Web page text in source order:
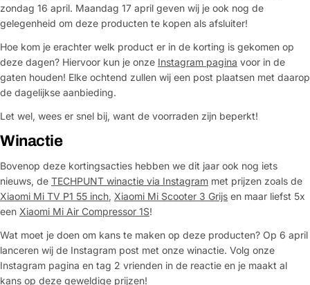
zondag 16 april. Maandag 17 april geven wij je ook nog de
gelegenheid om deze producten te kopen als afsluiter!
Hoe kom je erachter welk product er in de korting is gekomen op
deze dagen? Hiervoor kun je onze Instagram pagina voor in de
gaten houden! Elke ochtend zullen wij een post plaatsen met daarop
de dagelijkse aanbieding.
Let wel, wees er snel bij, want de voorraden zijn beperkt!
Winactie
Bovenop deze kortingsacties hebben we dit jaar ook nog iets
nieuws, de TECHPUNT winactie via Instagram met prijzen zoals de
Xiaomi Mi TV P1 55 inch, Xiaomi Mi Scooter 3 Grijs en maar liefst 5x
een Xiaomi Mi Air Compressor 1S!
Wat moet je doen om kans te maken op deze producten? Op 6 april
lanceren wij de Instagram post met onze winactie. Volg onze
Instagram pagina en tag 2 vrienden in de reactie en je maakt al
kans op deze geweldige prijzen!